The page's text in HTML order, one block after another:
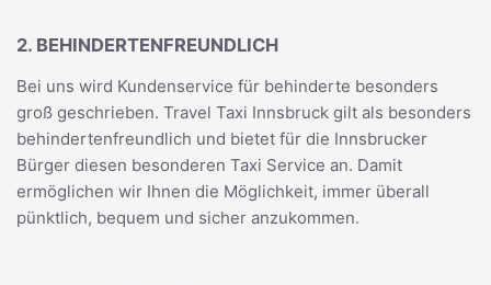
2. BEHINDERTENFREUNDLICH
Bei uns wird Kundenservice für behinderte besonders
groß geschrieben. Travel Taxi Innsbruck gilt als besonders
behindertenfreundlich und bietet für die Innsbrucker
Bürger diesen besonderen Taxi Service an. Damit
ermöglichen wir Ihnen die Möglichkeit, immer überall
pünktlich, bequem und sicher anzukommen.